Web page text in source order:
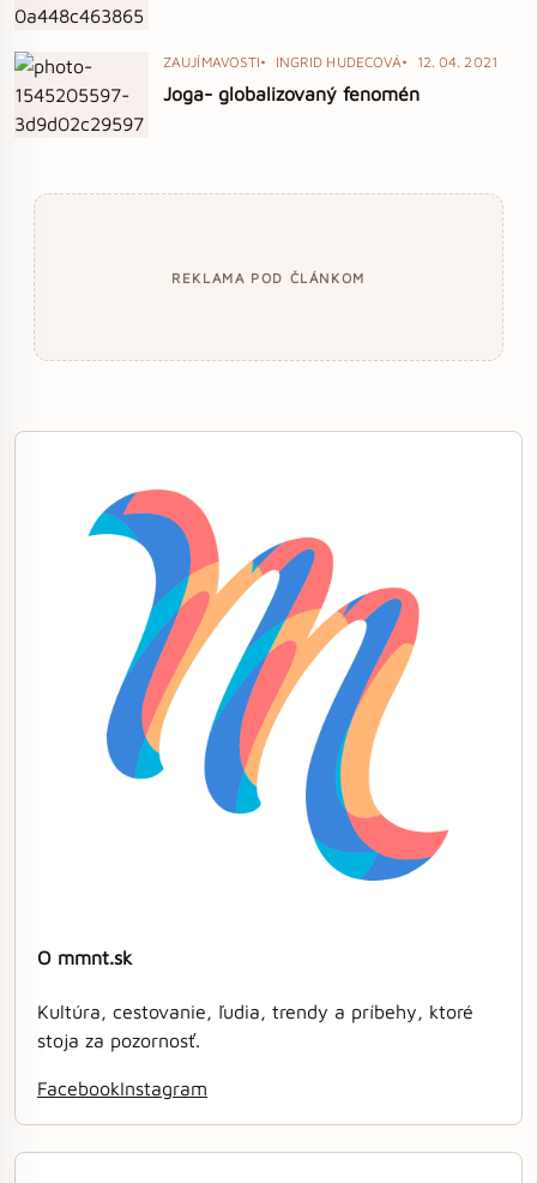
ZAUJÍMAVOSTI INGRID HUDECOVÁ 12. 04. 2021
Joga- globalizovaný fenomén
REKLAMA POD ČLÁNKOM
O mmnt.sk
Kultúra, cestovanie, ľudia, trendy a príbehy, ktoré
stoja za pozornosť.
FacebookInstagram